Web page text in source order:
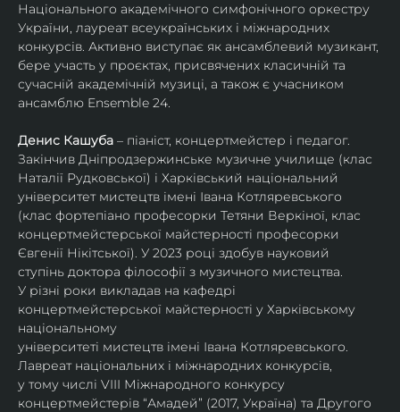
Національного академічного симфонічного оркестру
України, лауреат всеукраїнських і міжнародних
конкурсів. Активно виступає як ансамблевий музикант,
бере участь у проєктах, присвячених класичній та
сучасній академічній музиці, а також є учасником
ансамблю Ensemble 24.
Денис Кашуба – піаніст, концертмейстер і педагог.
Закінчив Дніпродзержинське музичне училище (клас
Наталії Рудковської) і Харківський національний
університет мистецтв імені Івана Котляревського
(клас фортепіано професорки Тетяни Веркіної, клас
концертмейстерської майстерності професорки
Євгенії Нікітської). У 2023 році здобув науковий
ступінь доктора філософії з музичного мистецтва.
У різні роки викладав на кафедрі
концертмейстерської майстерності у Харківському
національному
університеті мистецтв імені Івана Котляревського.
Лавреат національних і міжнародних конкурсів,
у тому числі VIII Міжнародного конкурсу
концертмейстерів “Амадей” (2017, Україна) та Другого